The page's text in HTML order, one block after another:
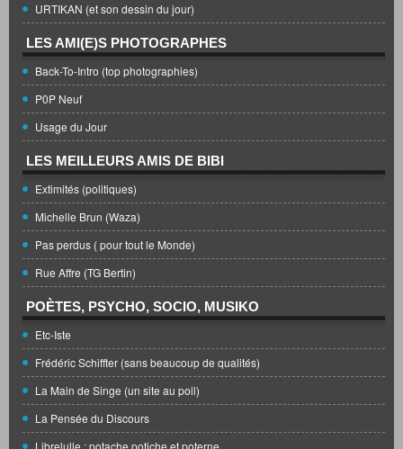
URTIKAN (et son dessin du jour)
LES AMI(E)S PHOTOGRAPHES
Back-To-Intro (top photographies)
P0P Neuf
Usage du Jour
LES MEILLEURS AMIS DE BIBI
Extimités (politiques)
Michelle Brun (Waza)
Pas perdus ( pour tout le Monde)
Rue Affre (TG Bertin)
POÈTES, PSYCHO, SOCIO, MUSIKO
Etc-Iste
Frédéric Schiffter (sans beaucoup de qualités)
La Main de Singe (un site au poil)
La Pensée du Discours
Librelulle : potache potiche et poterne